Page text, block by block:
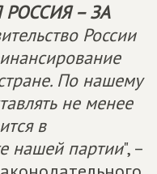
– ЗА
России
По нашему
не менее
в
нашей партии", –